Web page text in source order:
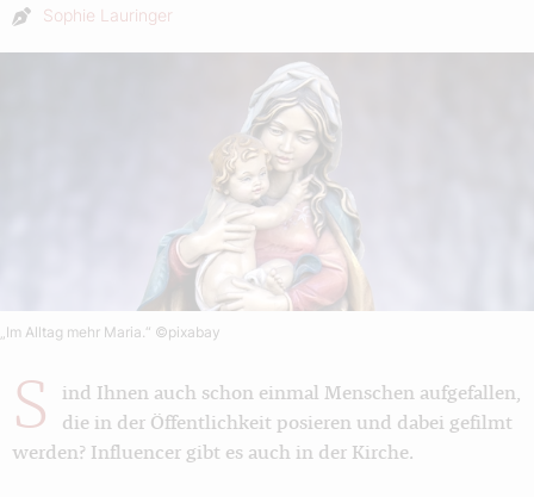
Autor:
Sophie Lauringer
„Im Alltag mehr Maria.“ ©pixabay
S
ind Ihnen auch schon einmal Menschen aufgefallen,
die in der Öffentlichkeit posieren und dabei gefilmt
werden? Influencer gibt es auch in der Kirche.